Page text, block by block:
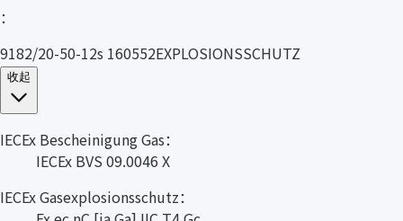
：
9182/20-50-12s 160552EXPLOSIONSSCHUTZ
收起
IECEx Bescheinigung Gas：
IECEx BVS 09.0046 X
IECEx Gasexplosionsschutz：